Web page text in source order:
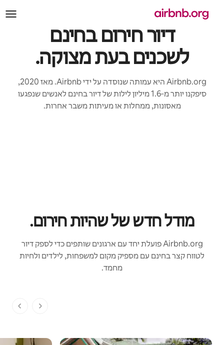
דיור חירום בחינם
לשכנים בעת מצוקה.
‏Airbnb.org היא עמותה שנוסדה על ידי Airbnb. מאז 2020,
סיפקנו יותר מ‑1.6 מיליון לילות של דיור בחינם לאנשים שנפגעו
מאסונות, ממחלות או מעיתות משבר אחרות.
מודל חדש של שהיות חירום.
‏Airbnb.org פועלת יחד עם ארגונים שותפים כדי לספק דיור
לטווח קצר בחינם עם מספיק מקום למשפחות, לילדים ולחיות
מחמד.